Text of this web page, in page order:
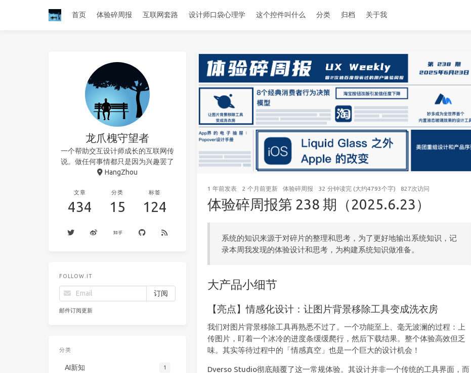
首页 体验碎周报 互联网套路 设计师口袋心理学 这个控件叫什么 分类 归档 关于我
1 年前发表 2 个月前更新 体验碎周报 32 分钟读完 (大约4793个字) 827次访问
体验碎周报第 238 期（2025.6.23）
系统的知识来源于对碎片的整理和思考，为了更好地输出系统知识，记
录本周我发现的体验设计和思考，为构建系统知识做准备。
大产品小细节
【亮点】情感化设计：让图片背景移除工具变成洗衣房
我们对图片背景移除工具再熟悉不过了。一个功能至上、毫无波澜的过程：上
传图片，盯着一个冰冷的进度条缓缓爬行，然后下载结果。整个体验高效但乏
味。其实等待过程中的「情感真空」也是一个巨大的设计机会！
Dverso Studio彻底颠覆了这一常规体验。其设计并非一个传统的工具界面，而
龙爪槐守望者
一个帮助交互设计师成长的互联网传
说。做任何事情都只是因为兴趣罢了
HangZhou
文章
434
分类
15
标签
124
FOLLOW.IT
邮件订阅更新
分类
AI新知 1